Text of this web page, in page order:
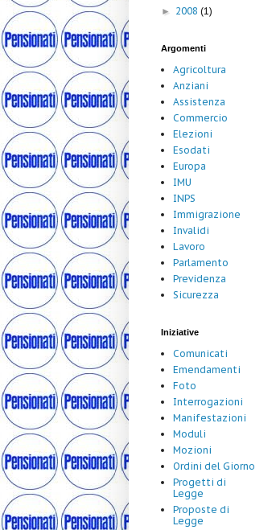
► 2008 (1)
Argomenti
Agricoltura
Anziani
Assistenza
Commercio
Elezioni
Esodati
Europa
IMU
INPS
Immigrazione
Invalidi
Lavoro
Parlamento
Previdenza
Sicurezza
Iniziative
Comunicati
Emendamenti
Foto
Interrogazioni
Manifestazioni
Moduli
Mozioni
Ordini del Giorno
Progetti di
Legge
Proposte di
Legge